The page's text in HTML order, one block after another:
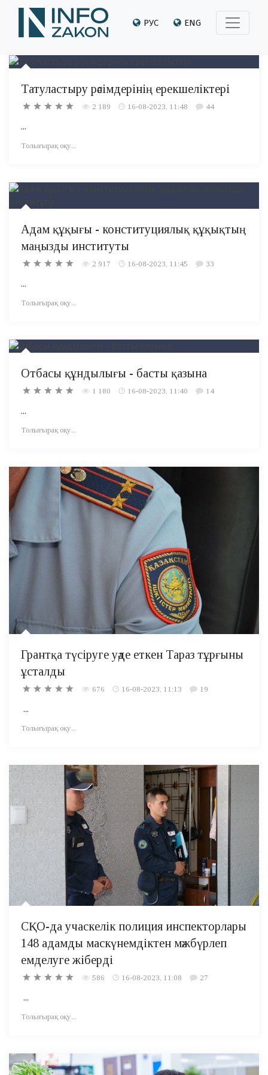
РУС ENG
Татуластыру рәсімдерінің ерекшеліктері
2 189 16-08-2023, 11:48 44
...
Толығырақ оқу...
Адам құқығы - конституциялық құқықтың
маңызды институты
2 917 16-08-2023, 11:45 33
...
Толығырақ оқу...
Отбасы құндылығы - басты қазына
1 180 16-08-2023, 11:40 14
...
Толығырақ оқу...
Грантқа түсіруге уәде еткен Тараз тұрғыны
ұсталды
676 16-08-2023, 11:13 19
...
Толығырақ оқу...
СҚО-да учаскелік полиция инспекторлары
148 адамды маскүнемдіктен мәжбүрлеп
емделуге жіберді
586 16-08-2023, 11:08 27
...
Толығырақ оқу...